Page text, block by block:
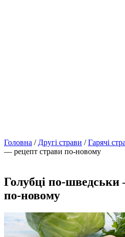
Головна /Другі страви /Гарячі
— рецепт страви по-новому
Голубці по-
по-новому